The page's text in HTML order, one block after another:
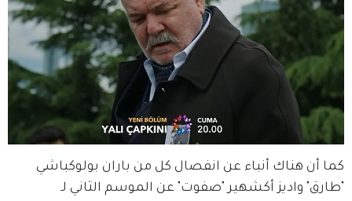
كما أن هناك أنباء عن انفصال كل من باران بولوكباشي
"طارق" واديز أكشهير "صفوت" عن الموسم الثاني لـ